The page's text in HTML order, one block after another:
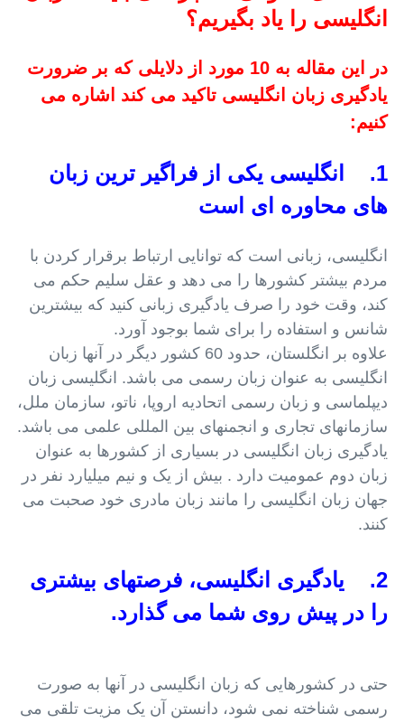
انگلیسی را یاد بگیریم؟
در این مقاله به 10 مورد از دلایلی که بر ضرورت
یادگیری زبان انگلیسی تاکید می کند اشاره می
کنیم:
1. انگلیسی یکی از فراگیر ترین زبان
های محاوره ای است
انگلیسی، زبانی است که توانایی ارتباط برقرار کردن با
مردم بیشتر کشورها را می دهد و عقل سلیم حکم می
کند، وقت خود را صرف یادگیری زبانی کنید که بیشترین
شانس و استفاده را برای شما بوجود آورد.
علاوه بر انگلستان، حدود 60 کشور دیگر در آنها زبان
انگلیسی به عنوان زبان رسمی می باشد. انگلیسی زبان
دیپلماسی و زبان رسمی اتحادیه اروپا، ناتو، سازمان ملل،
سازمانهای تجاری و انجمنهای بین المللی علمی می باشد.
یادگیری زبان انگلیسی در بسیاری از کشورها به عنوان
زبان دوم عمومیت دارد . بیش از یک و نیم میلیارد نفر در
جهان زبان انگلیسی را مانند زبان مادری خود صحبت می
کنند.
2. یادگیری انگلیسی، فرصتهای بیشتری
را در پیش روی شما می گذارد.
حتی در کشورهایی که زبان انگلیسی در آنها به صورت
رسمی شناخته نمی شود، دانستن آن یک مزیت تلقی می